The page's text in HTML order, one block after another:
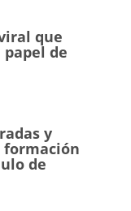
que
de
y
formación
de